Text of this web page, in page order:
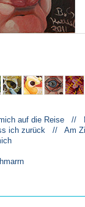
auf die Reise //
ich zurück // Am